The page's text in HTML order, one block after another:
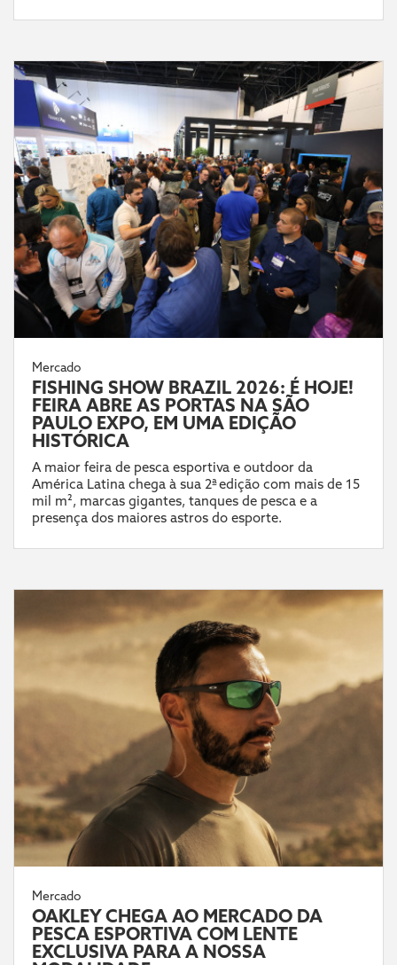
Mercado
FISHING SHOW BRAZIL 2026: É HOJE!
FEIRA ABRE AS PORTAS NA SÃO
PAULO EXPO, EM UMA EDIÇÃO
HISTÓRICA
A maior feira de pesca esportiva e outdoor da
América Latina chega à sua 2ª edição com mais de 15
mil m², marcas gigantes, tanques de pesca e a
presença dos maiores astros do esporte.
Mercado
OAKLEY CHEGA AO MERCADO DA
PESCA ESPORTIVA COM LENTE
EXCLUSIVA PARA A NOSSA